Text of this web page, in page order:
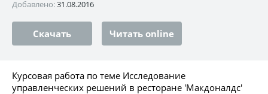
Добавлено:31.08.2016
Скачать Читать online
Курсовая работа по теме Исследование
управленческих решений в ресторане 'Макдоналдс'